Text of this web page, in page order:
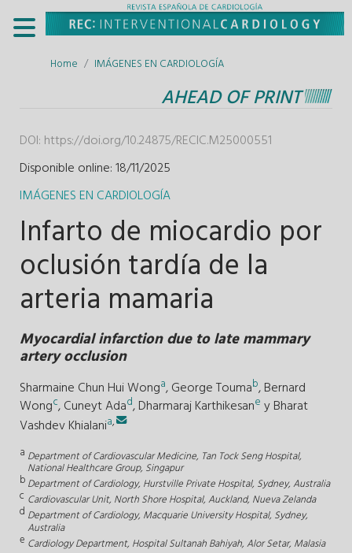
Home IMÁGENES EN CARDIOLOGÍA
AHEAD OF PRINT
DOI: https://doi.org/10.24875/RECIC.M25000551
Disponible online: 18/11/2025
IMÁGENES EN CARDIOLOGÍA
Infarto de miocardio por
oclusión tardía de la
arteria mamaria
Myocardial infarction due to late mammary
artery occlusion
Sharmaine Chun Hui Wonga,George Toumab,Bernard
Wongc,Cuneyt Adad,Dharmaraj Karthikesane yBharat
Vashdev Khialania,
a Department of Cardiovascular Medicine, Tan Tock Seng Hospital,
National Healthcare Group, Singapur
bDepartment of Cardiology, Hurstville Private Hospital, Sydney, Australia
c Cardiovascular Unit, North Shore Hospital, Auckland, Nueva Zelanda
d Department of Cardiology, Macquarie University Hospital, Sydney,
Australia
e Cardiology Department, Hospital Sultanah Bahiyah, Alor Setar, Malasia